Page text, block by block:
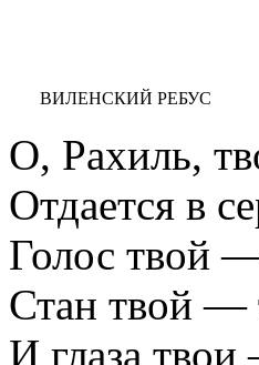
ВИЛЕНСКИЙ РЕБУС
О, Рахиль,
Отдается в
Голос твой
Стан твой —
И глаза